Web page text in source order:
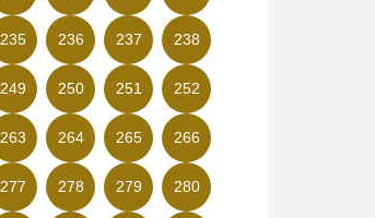
235 236 237 238
249 250 251 252
263 264 265 266
277 278 279 280